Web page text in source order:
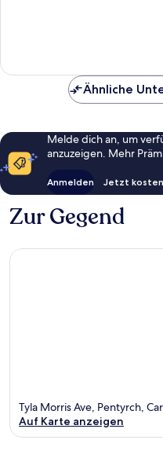
Ähnliche
Melde dich an, um
anzuzeigen. Mehr
Anmelden Jetzt
Zur Gegend
Tyla Morris Ave, Pentyrch,
Auf Karte anzeigen